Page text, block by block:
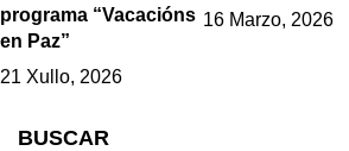
programa “Vacacións
en Paz”
21 Xullo, 2026
16 Marzo, 2026
BUSCAR